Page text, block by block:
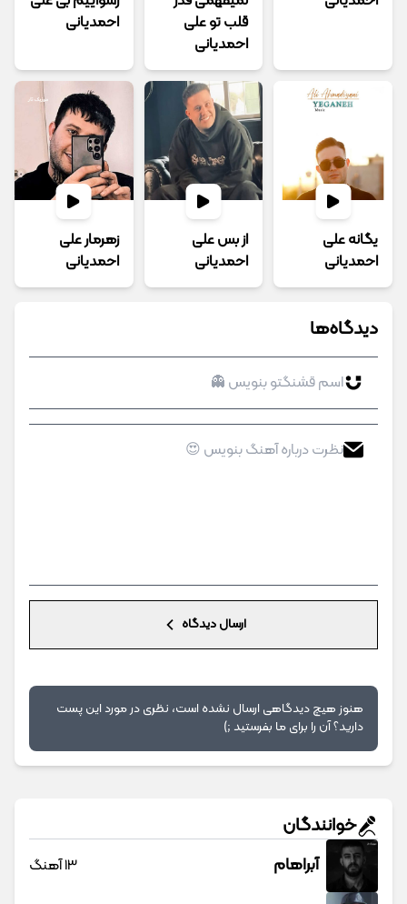
قلب تو علی
احمدیانی
احمدیانی
یگانه علی
احمدیانی
از بس علی
احمدیانی
زهرمار علی
احمدیانی
دیدگاه‌ها
ارسال دیدگاه
هنوز هیچ دیدگاهی ارسال نشده است، نظری در مورد این پست
دارید؟ آن را برای ما بفرستید ;)
خوانندگان
آبراهام 13 آهنگ